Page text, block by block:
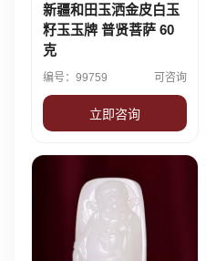
新疆和田玉洒金皮白玉
籽玉玉牌 普贤菩萨 60
克
编号：99759 可咨询
立即咨询